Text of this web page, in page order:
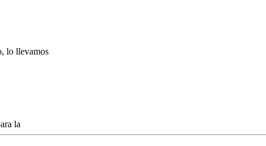
lo llevamos
la